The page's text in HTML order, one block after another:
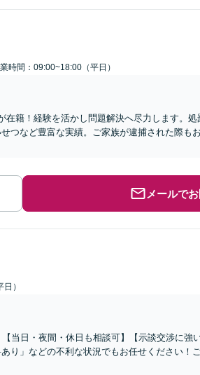
時間：09:00~18:00（平日）
在籍！経験を活かし問題解決へ尽力します。
つなど豊富な実績。ご家族が逮捕された際も
メールで
）
【当日・夜間・休日も相談可】【示談交渉に強
り」などの不利な状況でもお任せください！